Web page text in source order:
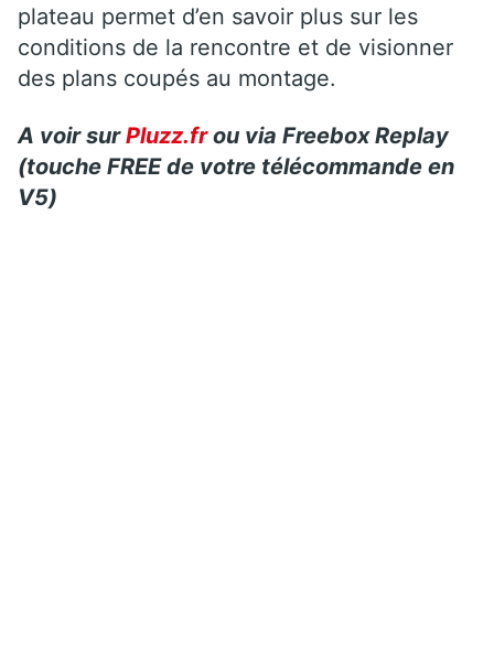
plateau permet d’en savoir plus sur les
conditions de la rencontre et de visionner
des plans coupés au montage.
A voir surPluzz.frou via Freebox Replay
(touche FREE de votre télécommande en
V5)